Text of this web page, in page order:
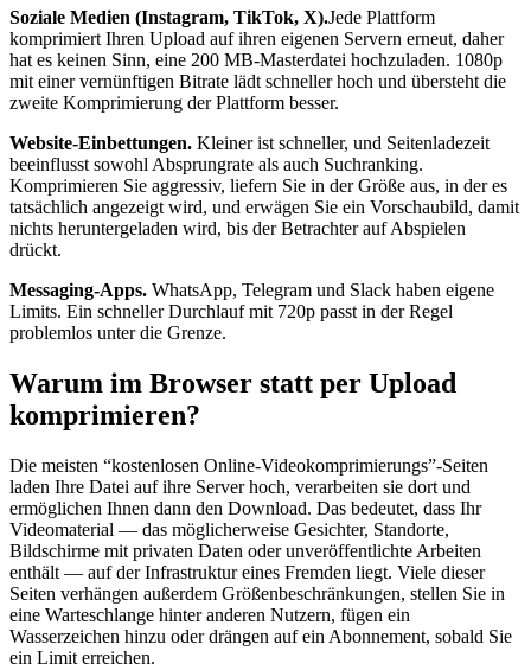
Soziale Medien (Instagram, TikTok, X).Jede Plattform
komprimiert Ihren Upload auf ihren eigenen Servern erneut, daher
hat es keinen Sinn, eine 200 MB-Masterdatei hochzuladen. 1080p
mit einer vernünftigen Bitrate lädt schneller hoch und übersteht die
zweite Komprimierung der Plattform besser.
Website-Einbettungen. Kleiner ist schneller, und Seitenladezeit
beeinflusst sowohl Absprungrate als auch Suchranking.
Komprimieren Sie aggressiv, liefern Sie in der Größe aus, in der es
tatsächlich angezeigt wird, und erwägen Sie ein Vorschaubild, damit
nichts heruntergeladen wird, bis der Betrachter auf Abspielen
drückt.
Messaging-Apps. WhatsApp, Telegram und Slack haben eigene
Limits. Ein schneller Durchlauf mit 720p passt in der Regel
problemlos unter die Grenze.
Warum im Browser statt per Upload
komprimieren?
Die meisten “kostenlosen Online-Videokomprimierungs”-Seiten
laden Ihre Datei auf ihre Server hoch, verarbeiten sie dort und
ermöglichen Ihnen dann den Download. Das bedeutet, dass Ihr
Videomaterial — das möglicherweise Gesichter, Standorte,
Bildschirme mit privaten Daten oder unveröffentlichte Arbeiten
enthält — auf der Infrastruktur eines Fremden liegt. Viele dieser
Seiten verhängen außerdem Größenbeschränkungen, stellen Sie in
eine Warteschlange hinter anderen Nutzern, fügen ein
Wasserzeichen hinzu oder drängen auf ein Abonnement, sobald Sie
ein Limit erreichen.